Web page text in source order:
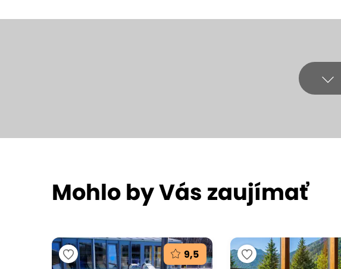
Mohlo by Vás zaujímať
9,5